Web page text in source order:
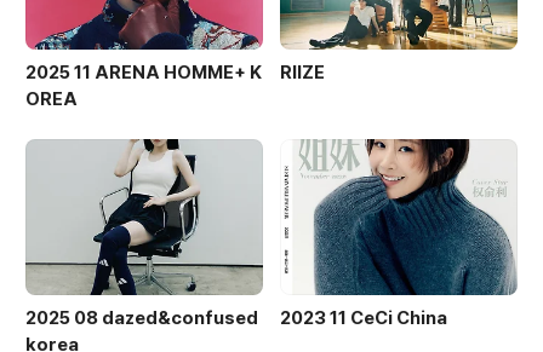
2025 11 ARENA HOMME+ K
OREA
RIIZE
2025 08 dazed&confused
korea
2023 11 CeCi China